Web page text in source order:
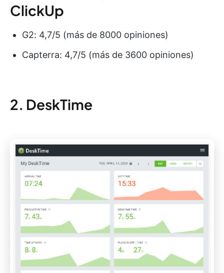
ClickUp
G2: 4,7/5 (más de 8000 opiniones)
Capterra: 4,7/5 (más de 3600 opiniones)
2. DeskTime